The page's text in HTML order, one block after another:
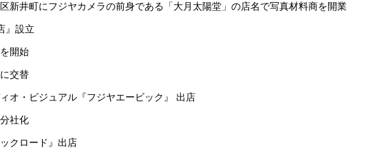
井町にフジヤカメラの前身である「大月太陽堂」の店名で写真材料商を開業
』設立
開始
交替
オ・ビジュアル『フジヤエービック』 出店
社化
クロード』出店